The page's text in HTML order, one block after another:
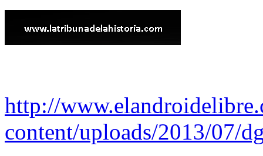
http://
content/uploads/2013/07/